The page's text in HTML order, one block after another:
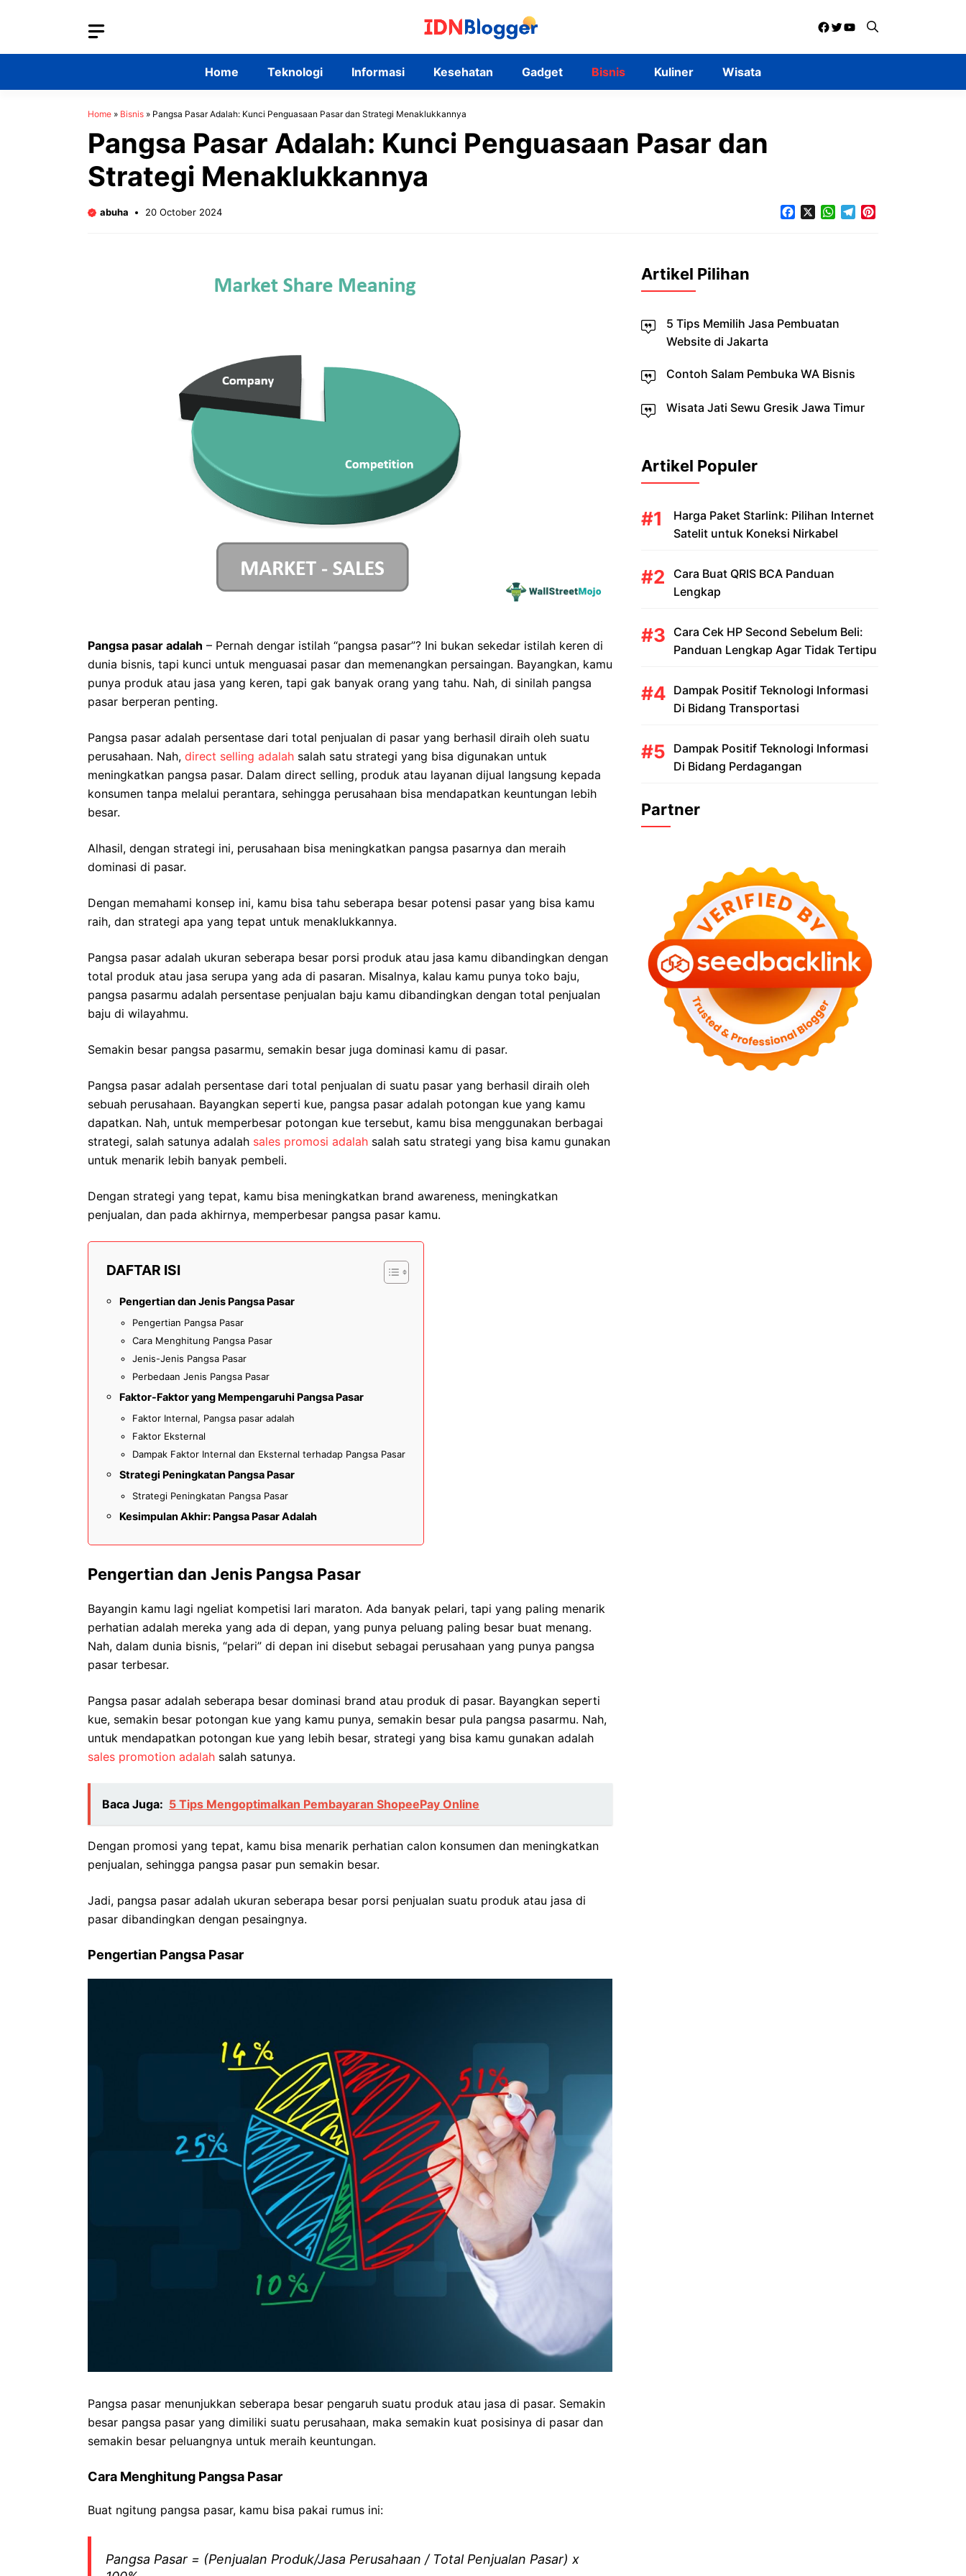
Facebook
Twitter
YouTube
Home Teknologi Informasi Kesehatan Gadget Bisnis Kuliner Wisata
Home » Bisnis » Pangsa Pasar Adalah: Kunci Penguasaan Pasar dan Strategi Menaklukkannya
Pangsa Pasar Adalah: Kunci Penguasaan Pasar dan
Strategi Menaklukkannya
abuha 20 October 2024 FacebookWhatsApp
Telegram
Pangsa pasar adalah – Pernah dengar istilah “pangsa pasar”? Ini bukan sekedar istilah keren di
dunia bisnis, tapi kunci untuk menguasai pasar dan memenangkan persaingan. Bayangkan, kamu
punya produk atau jasa yang keren, tapi gak banyak orang yang tahu. Nah, di sinilah pangsa
pasar berperan penting.
Pangsa pasar adalah persentase dari total penjualan di pasar yang berhasil diraih oleh suatu
perusahaan. Nah, direct selling adalah salah satu strategi yang bisa digunakan untuk
meningkatkan pangsa pasar. Dalam direct selling, produk atau layanan dijual langsung kepada
konsumen tanpa melalui perantara, sehingga perusahaan bisa mendapatkan keuntungan lebih
besar.
Alhasil, dengan strategi ini, perusahaan bisa meningkatkan pangsa pasarnya dan meraih
dominasi di pasar.
Dengan memahami konsep ini, kamu bisa tahu seberapa besar potensi pasar yang bisa kamu
raih, dan strategi apa yang tepat untuk menaklukkannya.
Pangsa pasar adalah ukuran seberapa besar porsi produk atau jasa kamu dibandingkan dengan
total produk atau jasa serupa yang ada di pasaran. Misalnya, kalau kamu punya toko baju,
pangsa pasarmu adalah persentase penjualan baju kamu dibandingkan dengan total penjualan
baju di wilayahmu.
Semakin besar pangsa pasarmu, semakin besar juga dominasi kamu di pasar.
Pangsa pasar adalah persentase dari total penjualan di suatu pasar yang berhasil diraih oleh
sebuah perusahaan. Bayangkan seperti kue, pangsa pasar adalah potongan kue yang kamu
dapatkan. Nah, untuk memperbesar potongan kue tersebut, kamu bisa menggunakan berbagai
strategi, salah satunya adalah sales promosi adalah salah satu strategi yang bisa kamu gunakan
untuk menarik lebih banyak pembeli.
Dengan strategi yang tepat, kamu bisa meningkatkan brand awareness, meningkatkan
penjualan, dan pada akhirnya, memperbesar pangsa pasar kamu.
DAFTAR ISI
Pengertian dan Jenis Pangsa Pasar
Pengertian Pangsa Pasar
Cara Menghitung Pangsa Pasar
Jenis-Jenis Pangsa Pasar
Perbedaan Jenis Pangsa Pasar
Faktor-Faktor yang Mempengaruhi Pangsa Pasar
Faktor Internal, Pangsa pasar adalah
Faktor Eksternal
Dampak Faktor Internal dan Eksternal terhadap Pangsa Pasar
Strategi Peningkatan Pangsa Pasar
Strategi Peningkatan Pangsa Pasar
Kesimpulan Akhir: Pangsa Pasar Adalah
Pengertian dan Jenis Pangsa Pasar
Bayangin kamu lagi ngeliat kompetisi lari maraton. Ada banyak pelari, tapi yang paling menarik
perhatian adalah mereka yang ada di depan, yang punya peluang paling besar buat menang.
Nah, dalam dunia bisnis, “pelari” di depan ini disebut sebagai perusahaan yang punya pangsa
pasar terbesar.
Pangsa pasar adalah seberapa besar dominasi brand atau produk di pasar. Bayangkan seperti
kue, semakin besar potongan kue yang kamu punya, semakin besar pula pangsa pasarmu. Nah,
untuk mendapatkan potongan kue yang lebih besar, strategi yang bisa kamu gunakan adalah
sales promotion adalah salah satunya.
Baca Juga: 5 Tips Mengoptimalkan Pembayaran ShopeePay Online
Dengan promosi yang tepat, kamu bisa menarik perhatian calon konsumen dan meningkatkan
penjualan, sehingga pangsa pasar pun semakin besar.
Jadi, pangsa pasar adalah ukuran seberapa besar porsi penjualan suatu produk atau jasa di
pasar dibandingkan dengan pesaingnya.
Pengertian Pangsa Pasar
Pangsa pasar menunjukkan seberapa besar pengaruh suatu produk atau jasa di pasar. Semakin
besar pangsa pasar yang dimiliki suatu perusahaan, maka semakin kuat posisinya di pasar dan
semakin besar peluangnya untuk meraih keuntungan.
Cara Menghitung Pangsa Pasar
Buat ngitung pangsa pasar, kamu bisa pakai rumus ini:
Pangsa Pasar = (Penjualan Produk/Jasa Perusahaan / Total Penjualan Pasar) x
Artikel Pilihan
5 Tips Memilih Jasa Pembuatan
Website di Jakarta
Contoh Salam Pembuka WA Bisnis
Wisata Jati Sewu Gresik Jawa Timur
Artikel Populer
Harga Paket Starlink: Pilihan Internet
Satelit untuk Koneksi Nirkabel
Cara Buat QRIS BCA Panduan
Lengkap
Cara Cek HP Second Sebelum Beli:
Panduan Lengkap Agar Tidak Tertipu
Dampak Positif Teknologi Informasi
Di Bidang Transportasi
Dampak Positif Teknologi Informasi
Di Bidang Perdagangan
Partner